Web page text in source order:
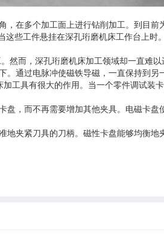
在多个加工面上进行钻削加工。到目
些工件悬挂在深孔珩磨机床工作台上时。
而，深孔珩磨机床加工领域却一直难以
通过电脉冲使磁铁导磁，一直保持到另
具有很大的作用。当一个零件调试装
，而不再需要增加其他夹具。电磁卡盘
夹紧刀具的刀柄。磁性卡盘能够均衡